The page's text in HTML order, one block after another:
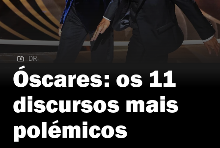
DR | Will Smith
DR
Óscares: os 11
discursos mais
polémicos